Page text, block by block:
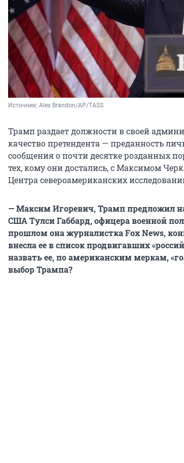
Источник: Alex Brandon/AP/TASS
Трамп раздает должности в своей
качество претендента — преданность
сообщения о почти десятке розданных
тех, кому они достались, с Максимом
Центра североамериканских
— Максим Игоревич, Трамп предложил
США Тулси Габбард, офицера военной
прошлом она журналистка Fox News,
внесла ее в список продвигавших
назвать ее, по американским меркам,
выбор Трампа?